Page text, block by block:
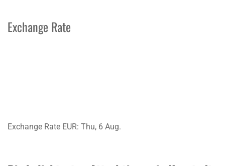
Exchange Rate
Exchange Rate EUR: Thu, 6 Aug.